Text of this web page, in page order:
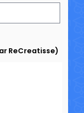
ReCreatisse)